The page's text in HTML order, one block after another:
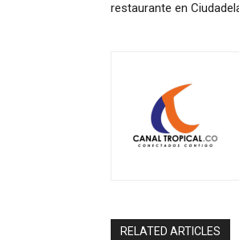
restaurante en
RELATED ARTICLES